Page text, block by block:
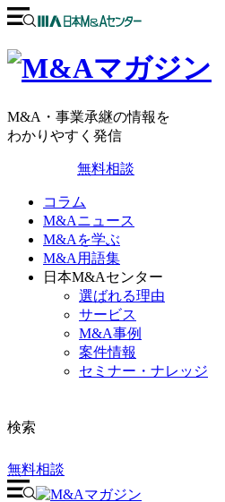
M&A・事業承継の情報を
わかりやすく発信
無料相談
コラム
M&Aニュース
M&Aを学ぶ
M&A用語集
日本M&Aセンター
選ばれる理由
サービス
M&A事例
案件情報
セミナー・ナレッジ
検索
無料相談